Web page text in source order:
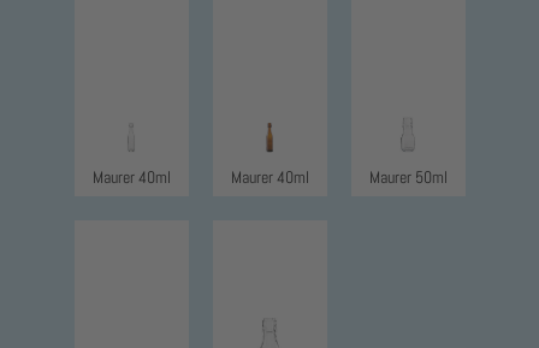
Maurer 40ml Maurer 40ml Maurer 50ml